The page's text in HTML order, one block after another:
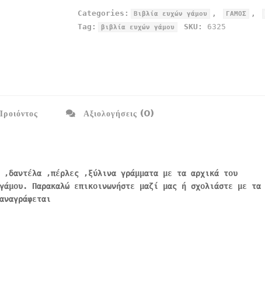
Categories: Βιβλία ευχών γάμου , ΓΑΜΟΣ ,
Tag: βιβλία ευχών γάμου SKU: 6325
Αξιολογήσεις (0)
,δαντέλα ,πέρλες ,ξύλινα γράμματα με τα αρχικά του
Παρακαλώ επικοινωνήστε μαζί μας ή σχολιάστε με τα